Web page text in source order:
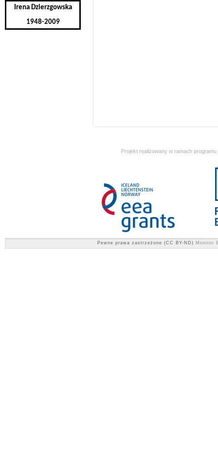
Irena Dzierzgowska
1948-2009
Projekt realizowany w ramach
Pewne prawa zastrzeżone (CC BY-ND) Monitor